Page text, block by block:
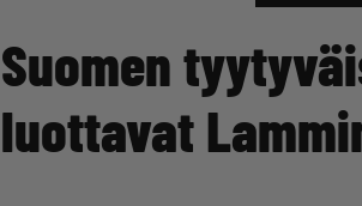
Suomen
luottavat